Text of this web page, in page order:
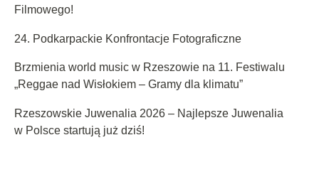
Filmowego!
24. Podkarpackie Konfrontacje Fotograficzne
Brzmienia world music w Rzeszowie na 11. Festiwalu
„Reggae nad Wisłokiem – Gramy dla klimatu”
Rzeszowskie Juwenalia 2026 – Najlepsze Juwenalia
w Polsce startują już dziś!